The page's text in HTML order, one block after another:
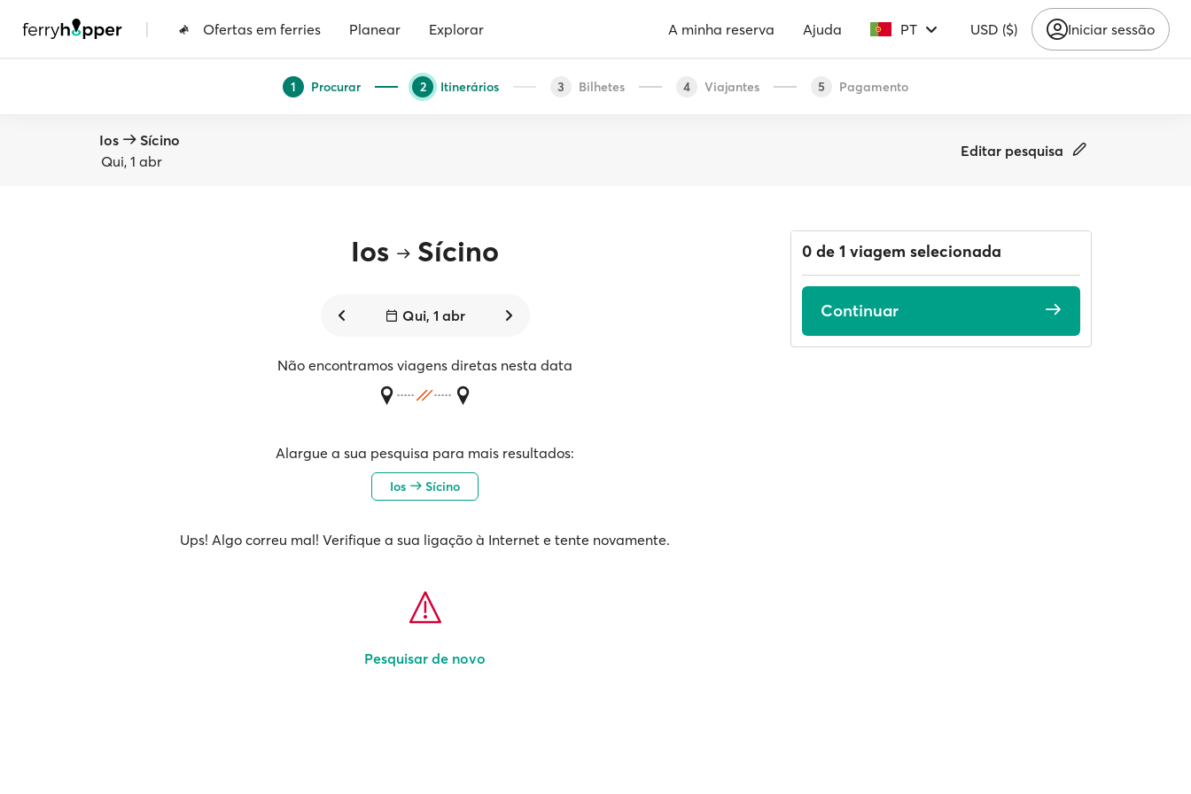
| Ofertas em ferries Planear Explorar A minha reserva Ajuda PT USD ($) Iniciar sessão
1 Procurar 2 Itinerários 3 Bilhetes 4 Viajantes 5 Pagamento
Ios
Sícino
Qui, 1 abr
Editar pesquisa
Ios Sícino
Qui, 1 abr
Não encontramos viagens diretas nesta data
Alargue a sua pesquisa para mais resultados:
Ios Sícino
Ups! Algo correu mal! Verifique a sua ligação à Internet e tente novamente.
Pesquisar de novo
0 de 1 viagem selecionada
Continuar